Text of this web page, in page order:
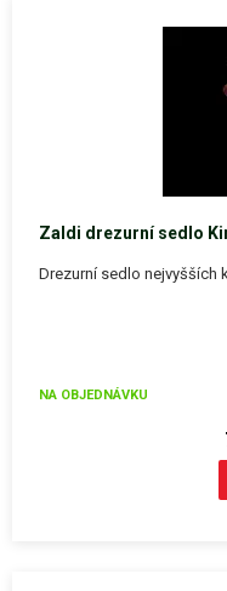
Zaldi drezurní sedlo
Drezurní sedlo nejvyšších
NA OBJEDNÁVKU